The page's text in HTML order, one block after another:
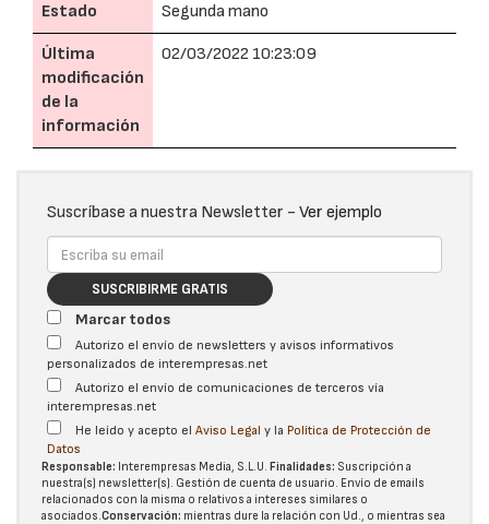
Estado Segunda mano
Última
modificación
de la
información
02/03/2022 10:23:09
Suscríbase a nuestra Newsletter - Ver ejemplo
SUSCRIBIRME GRATIS
Marcar todos
Autorizo el envío de newsletters y avisos informativos
personalizados de interempresas.net
Autorizo el envío de comunicaciones de terceros vía
interempresas.net
He leído y acepto el Aviso Legal y la Política de Protección de
Datos
Responsable: Interempresas Media, S.L.U. Finalidades: Suscripción a
nuestra(s) newsletter(s). Gestión de cuenta de usuario. Envío de emails
relacionados con la misma o relativos a intereses similares o
asociados.Conservación: mientras dure la relación con Ud., o mientras sea